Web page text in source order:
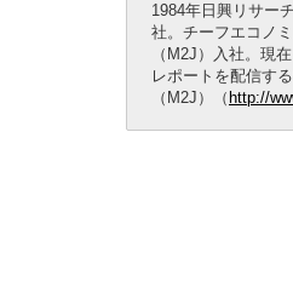
1984年日興リサー
社。チーフエコノ
（M2J）入社。現
レポートを配信す
（M2J）（ http://